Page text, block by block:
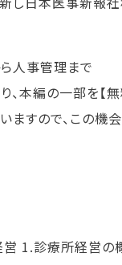
人事管理まで
本編の一部を【
ますので、この機
営 1.診療所経営の